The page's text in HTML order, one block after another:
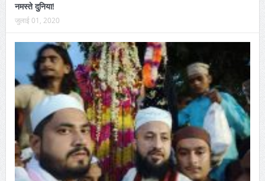
नमस्ते दुनिया!
जुलाई 01, 2020